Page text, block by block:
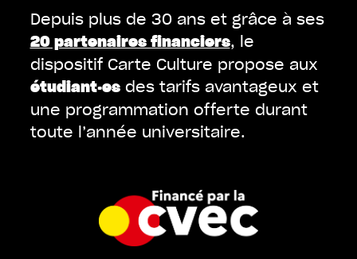
Depuis plus de 30 ans et grâce à ses
20 partenaires financiers, le
dispositif Carte Culture propose aux
étudiant·esdes tarifs avantageux et
une programmation offerte durant
toute l’année universitaire.